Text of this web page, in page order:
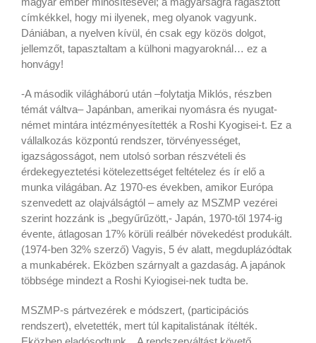
címkékkel, hogy mi ilyenek, meg olyanok vagyunk.
Dániában, a nyelven kívül, én csak egy közös dolgot,
jellemzőt, tapasztaltam a külhoni magyaroknál… ez a
honvágy!
-A második világháború után –folytatja Miklós, részben
témát váltva– Japánban, amerikai nyomásra és nyugat-
német mintára intézményesítették a Roshi Kyogisei-t. Ez a
vállalkozás központú rendszer, törvényességet,
igazságosságot, nem utolsó sorban részvételi és
érdekegyeztetési kötelezettséget feltételez és ír elő a
munka világában. Az 1970-es években, amikor Európa
szenvedett az olajválságtól – amely az MSZMP vezérei
szerint hozzánk is „begyűrűzött,- Japán, 1970-től 1974-ig
évente, átlagosan 17% körüli reálbér növekedést produkált.
(1974-ben 32% szerző) Vagyis, 5 év alatt, megduplázódtak
a munkabérek. Eközben szárnyalt a gazdaság. A japánok
többsége mindezt a Roshi Kyiogisei-nek tudta be.
MSZMP-s pártvezérek e módszert, (participációs
rendszert), elvetették, mert túl kapitalistának ítélték.